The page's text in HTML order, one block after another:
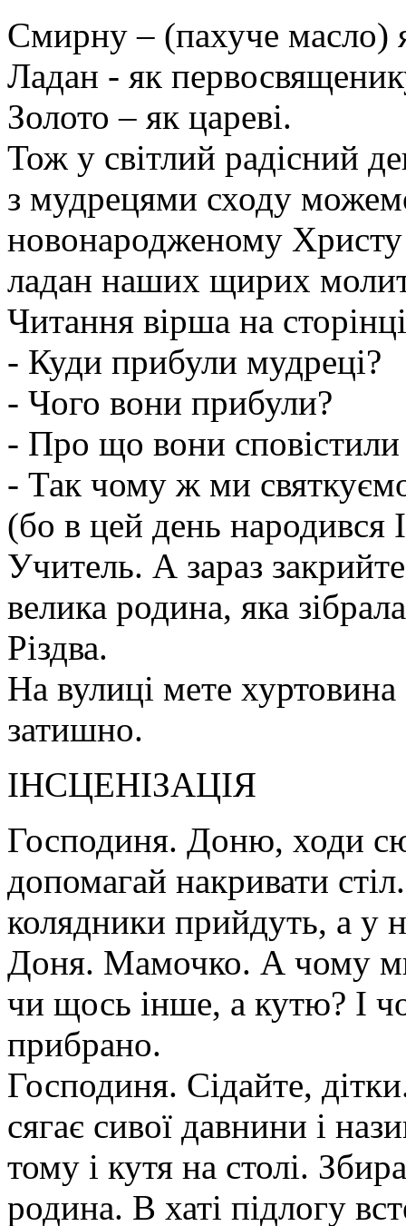
Смирну – (пахуче масло)
Ладан - як
Золото – як цареві.
Тож у світлий радісний
з мудрецями сходу
новонародженому Христу
ладан наших щирих
Читання вірша на
- Куди прибули мудреці?
- Чого вони прибули?
- Про що вони
- Так чому ж ми
(бо в цей день народився
Учитель. А зараз
велика родина, яка
Різдва.
На вулиці мете хуртовина
затишно.
ІНСЦЕНІЗАЦІЯ
Господиня. Доню, ходи
допомагай накривати
колядники прийдуть, а у
Доня. Мамочко. А чому
чи щось інше, а кутю? І
прибрано.
Господиня. Сідайте,
сягає сивої давнини і
тому і кутя на столі.
родина. В хаті підлогу